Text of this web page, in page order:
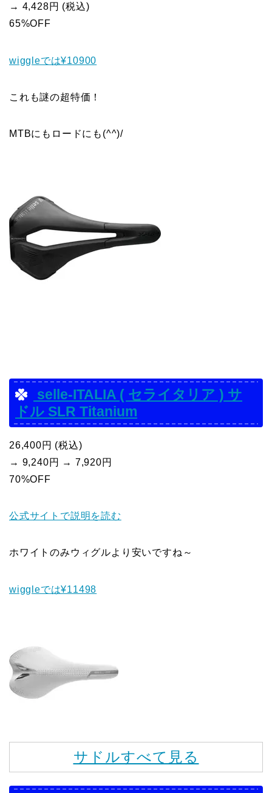
→ 4,428円 (税込)
65%OFF
wiggleでは¥10900
これも謎の超特価！
MTBにもロードにも(^^)/
selle-ITALIA ( セライタリア ) サ
ドル SLR Titanium
26,400円 (税込)
→ 9,240円 → 7,920円
70%OFF
公式サイトで説明を読む
ホワイトのみウィグルより安いですね～
wiggleでは¥11498
サドルすべて見る